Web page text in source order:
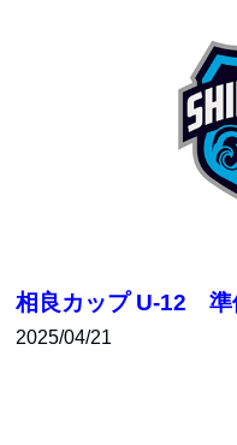
相良カップ U-12 準
2025/04/21